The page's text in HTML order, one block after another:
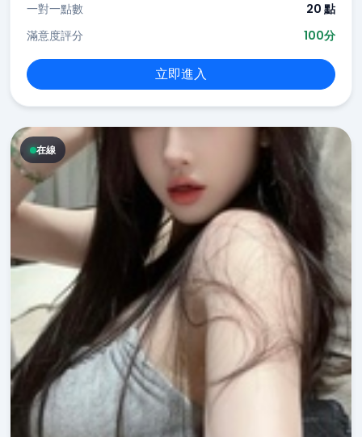
一對一點數
20 點
滿意度評分
100分
立即進入
在線